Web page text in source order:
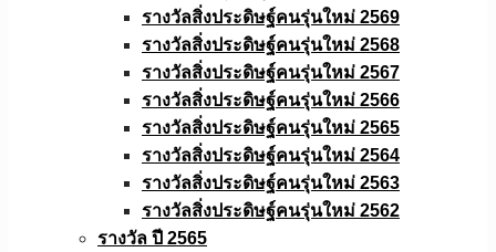
รางวัลสิ่งประดิษฐ์คนรุ่นใหม่ 2569
รางวัลสิ่งประดิษฐ์คนรุ่นใหม่ 2568
รางวัลสิ่งประดิษฐ์คนรุ่นใหม่ 2567
รางวัลสิ่งประดิษฐ์คนรุ่นใหม่ 2566
รางวัลสิ่งประดิษฐ์คนรุ่นใหม่ 2565
รางวัลสิ่งประดิษฐ์คนรุ่นใหม่ 2564
รางวัลสิ่งประดิษฐ์คนรุ่นใหม่ 2563
รางวัลสิ่งประดิษฐ์คนรุ่นใหม่ 2562
รางวัล ปี 2565